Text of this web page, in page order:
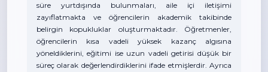
süre yurtdışında bulunmaları, aile içi iletişimi
zayıflatmakta ve öğrencilerin akademik takibinde
belirgin kopukluklar oluşturmaktadır. Öğretmenler,
öğrencilerin kısa vadeli yüksek kazanç algısına
yöneldiklerini, eğitimi ise uzun vadeli getirisi düşük bir
süreç olarak değerlendirdiklerini ifade etmişlerdir. Ayrıca